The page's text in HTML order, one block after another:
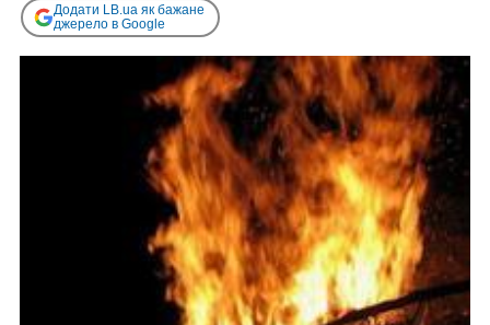
Додати LB.ua як бажане
джерело в Google